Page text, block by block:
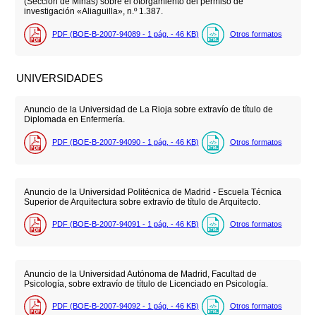
investigación «Aliaguilla», n.º 1.387.
PDF (BOE-B-2007-94089 - 1 pág. - 46 KB) Otros formatos
UNIVERSIDADES
Anuncio de la Universidad de La Rioja sobre extravío de título de
Diplomada en Enfermería.
PDF (BOE-B-2007-94090 - 1 pág. - 46 KB) Otros formatos
Anuncio de la Universidad Politécnica de Madrid - Escuela Técnica
Superior de Arquitectura sobre extravío de título de Arquitecto.
PDF (BOE-B-2007-94091 - 1 pág. - 46 KB) Otros formatos
Anuncio de la Universidad Autónoma de Madrid, Facultad de
Psicología, sobre extravío de título de Licenciado en Psicología.
PDF (BOE-B-2007-94092 - 1 pág. - 46 KB) Otros formatos